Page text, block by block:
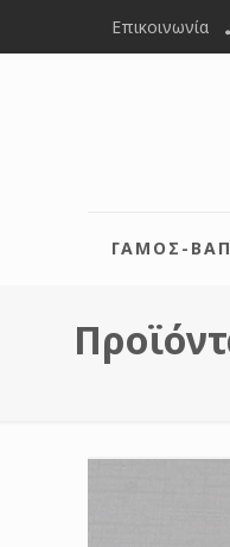
Επικοινωνία
ΓΑΜΟΣ-